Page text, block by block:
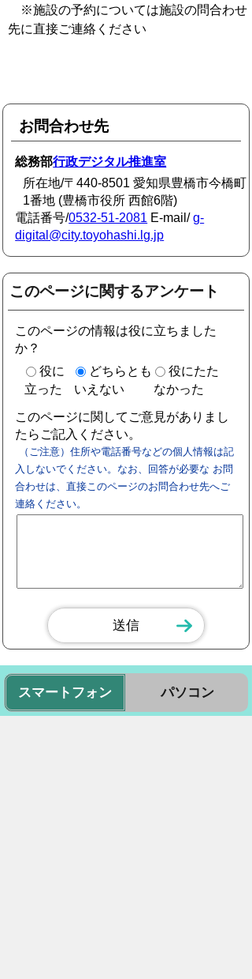
※施設の予約については施設の問合わせ
先に直接ご連絡ください
お問合わせ先
総務部行政デジタル推進室
所在地/〒440-8501 愛知県豊橋市今橋町
1番地 (豊橋市役所 西館6階)
電話番号/0532-51-2081 E-mail/g-
digital@city.toyohashi.lg.jp
このページに関するアンケート
このページの情報は役に立ちました
か？
役に
立った
どちらとも
いえない
役にたた
なかった
このページに関してご意見がありまし
たらご記入ください。
（ご注意）住所や電話番号などの個人情報は記
入しないでください。なお、回答が必要な お問
合わせは、直接このページのお問合わせ先へご
連絡ください。
スマートフォン パソコン